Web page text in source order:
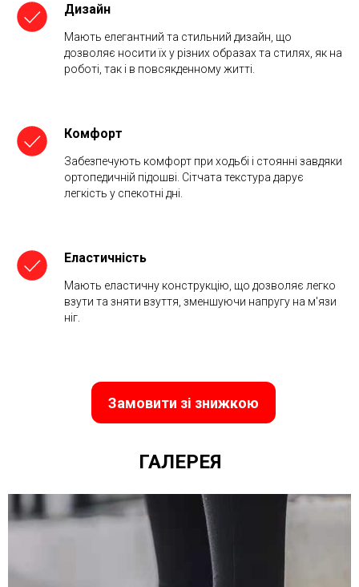
Дизайн
Мають елегантний та стильний дизайн, що
дозволяє носити їх у різних образах та стилях, як на
роботі, так і в повсякденному житті.
Комфорт
Забезпечують комфорт при ходьбі і стоянні завдяки
ортопедичній підошві. Сітчата текстура дарує
легкість у спекотні дні.
Еластичність
Мають еластичну конструкцію, що дозволяє легко
взути та зняти взуття, зменшуючи напругу на м'язи
ніг.
Замовити зі знижкою
ГАЛЕРЕЯ